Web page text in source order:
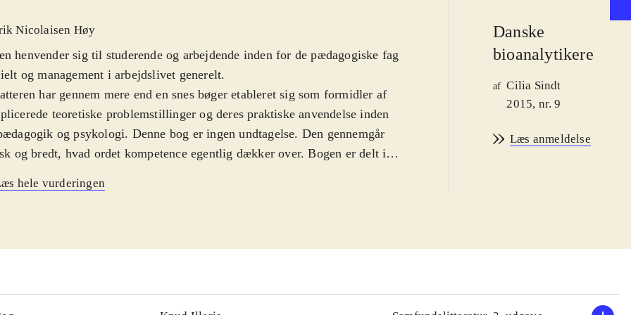
Nicolaisen Høy
henvender sig til studerende og arbejdende inden for de pædagogiske fag
og management i arbejdslivet generelt.
har gennem mere end en snes bøger etableret sig som formidler af
teoretiske problemstillinger og deres praktiske anvendelse inden
og psykologi. Denne bog er ingen undtagelse. Den gennemgår
og bredt, hvad ordet kompetence egentlig dækker over. Bogen er delt i
fra læring m.m. Anden del beskriver kompetenceudvikling i
inden for fagene, hjerneforskning og biologi. Bogen giver et overblik
egne bud. Bogen er let forståelig for målgrupperne og illustreret med
diagrammer og skemaer
hele vurderingen
Danske
bioanalytikere
af Cilia Sindt
2015, nr. 9
Læs anmeldelse